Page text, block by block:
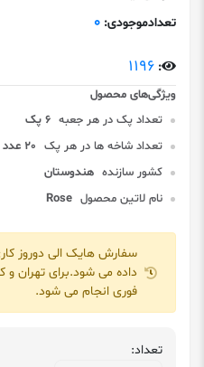
تعدادموجودی: 0
:
1196
تعداد پک در هر جعبه 6 پک
تعداد شاخه ها در هر پک 20 عدد
کشور سازنده هندوستان
نام لاتین محصول Rose
سفارش هایک الی دوروز
داده می شود.برای تهران
فوری انجام می شود.
تعداد: